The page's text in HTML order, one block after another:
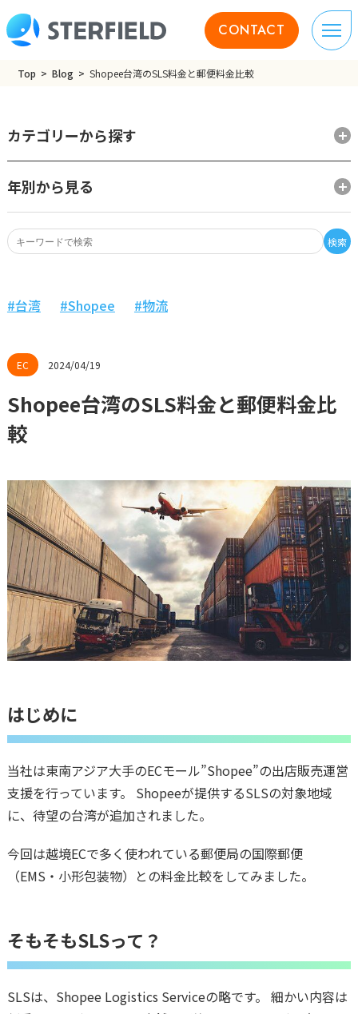
CONTACT
Top Blog Shopee台湾のSLS料金と郵便料金比較
検索
カテゴリーから探す
年別から見る
2024/04/19
台湾 Shopee 物流
Shopee台湾のSLS料金と郵便料金比
較
はじめに
当社は東南アジア大手のECモール”Shopee”の出店販売運営
支援を行っています。 Shopeeが提供するSLSの対象地域
に、待望の台湾が追加されました。
今回は越境ECで多く使われている郵便局の国際郵便
（EMS・小形包装物）との料金比較をしてみました。
そもそもSLSって？
SLSは、Shopee Logistics Serviceの略です。 細かい内容は